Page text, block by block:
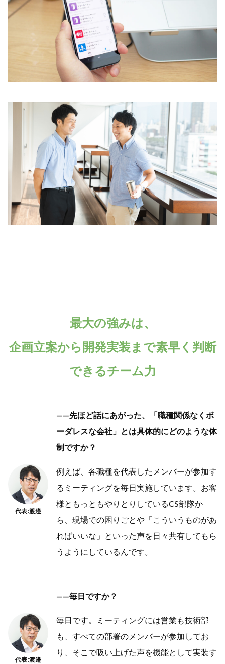
最大の強みは、
企画立案から開発実装まで素早く判断
できるチーム力
——先ほど話にあがった、「職種関係なくボ
ーダレスな会社」とは具体的にどのような体
制ですか？
代表:渡邉
例えば、各職種を代表したメンバーが参加す
るミーティングを毎日実施しています。お客
様ともっともやりとりしているCS部隊か
ら、現場での困りごとや「こういうものがあ
ればいいな」といった声を日々共有してもら
うようにしているんです。
——毎日ですか？
代表:渡邉
毎日です。ミーティングには営業も技術部
も、すべての部署のメンバーが参加してお
り、そこで吸い上げた声を機能として実装す